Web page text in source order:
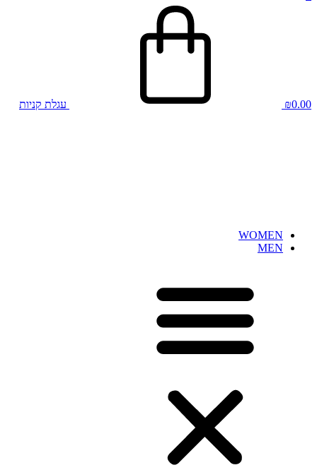
₪0.00 עגלת קניות
WOMEN
MEN